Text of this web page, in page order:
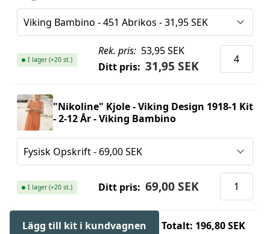
Rek. pris: 53,95 SEK
Ditt pris: 31,95 SEK
I lager (+20 st.)
"Nikoline" Kjole - Viking Design 1918-1 Kit
- 2-12 År - Viking Bambino
Ditt pris: 69,00 SEK
I lager (+20 st.)
Lägg till kit i kundvagnen Totalt: 196,80 SEK